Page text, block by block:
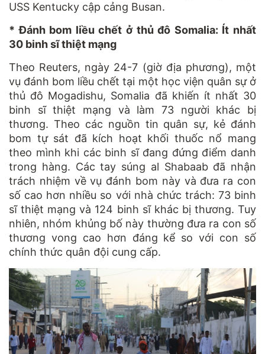
USS Kentucky cập cảng Busan.
* Đánh bom liều chết ở thủ đô Somalia: Ít nhất
30 binh sĩ thiệt mạng
Theo Reuters, ngày 24-7 (giờ địa phương), một
vụ đánh bom liều chết tại một học viện quân sự ở
thủ đô Mogadishu, Somalia đã khiến ít nhất 30
binh sĩ thiệt mạng và làm 73 người khác bị
thương. Theo các nguồn tin quân sự, kẻ đánh
bom tự sát đã kích hoạt khối thuốc nổ mang
theo mình khi các binh sĩ đang đứng điểm danh
trong hàng. Các tay súng al Shabaab đã nhận
trách nhiệm về vụ đánh bom này và đưa ra con
số cao hơn nhiều so với nhà chức trách: 73 binh
sĩ thiệt mạng và 124 binh sĩ khác bị thương. Tuy
nhiên, nhóm khủng bố này thường đưa ra con số
thương vong cao hơn đáng kể so với con số
chính thức quân đội cung cấp.